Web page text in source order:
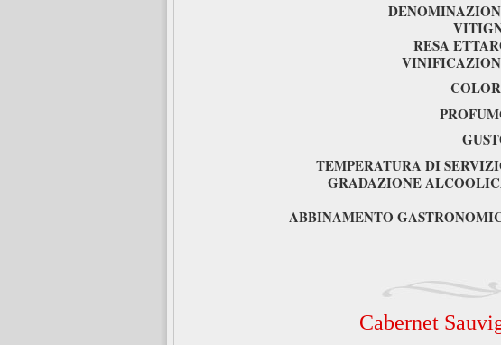
RESA
TEMPERATURA DI
GRADAZIONE
ABBINAMENTO
Cabernet